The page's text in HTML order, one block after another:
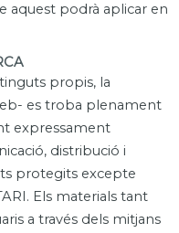
aquest podrà aplicar en
propis, la
es troba plenament
expressament
distribució i
protegits excepte
Els materials tant
a través dels mitjans